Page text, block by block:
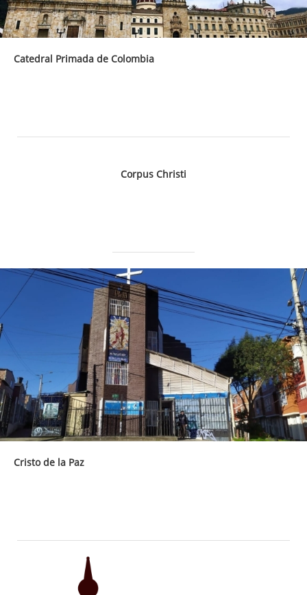
Catedral Primada de Colombia
Corpus Christi
Cristo de la Paz